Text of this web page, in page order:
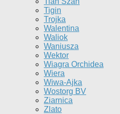
Tigin
Trojka
Walentina
Waliok
Waniusza
Wektor
Wiagra Orchidea
Wiera
Wiwa-Ajka
Wostorg BV
Ziarnica
Zlato